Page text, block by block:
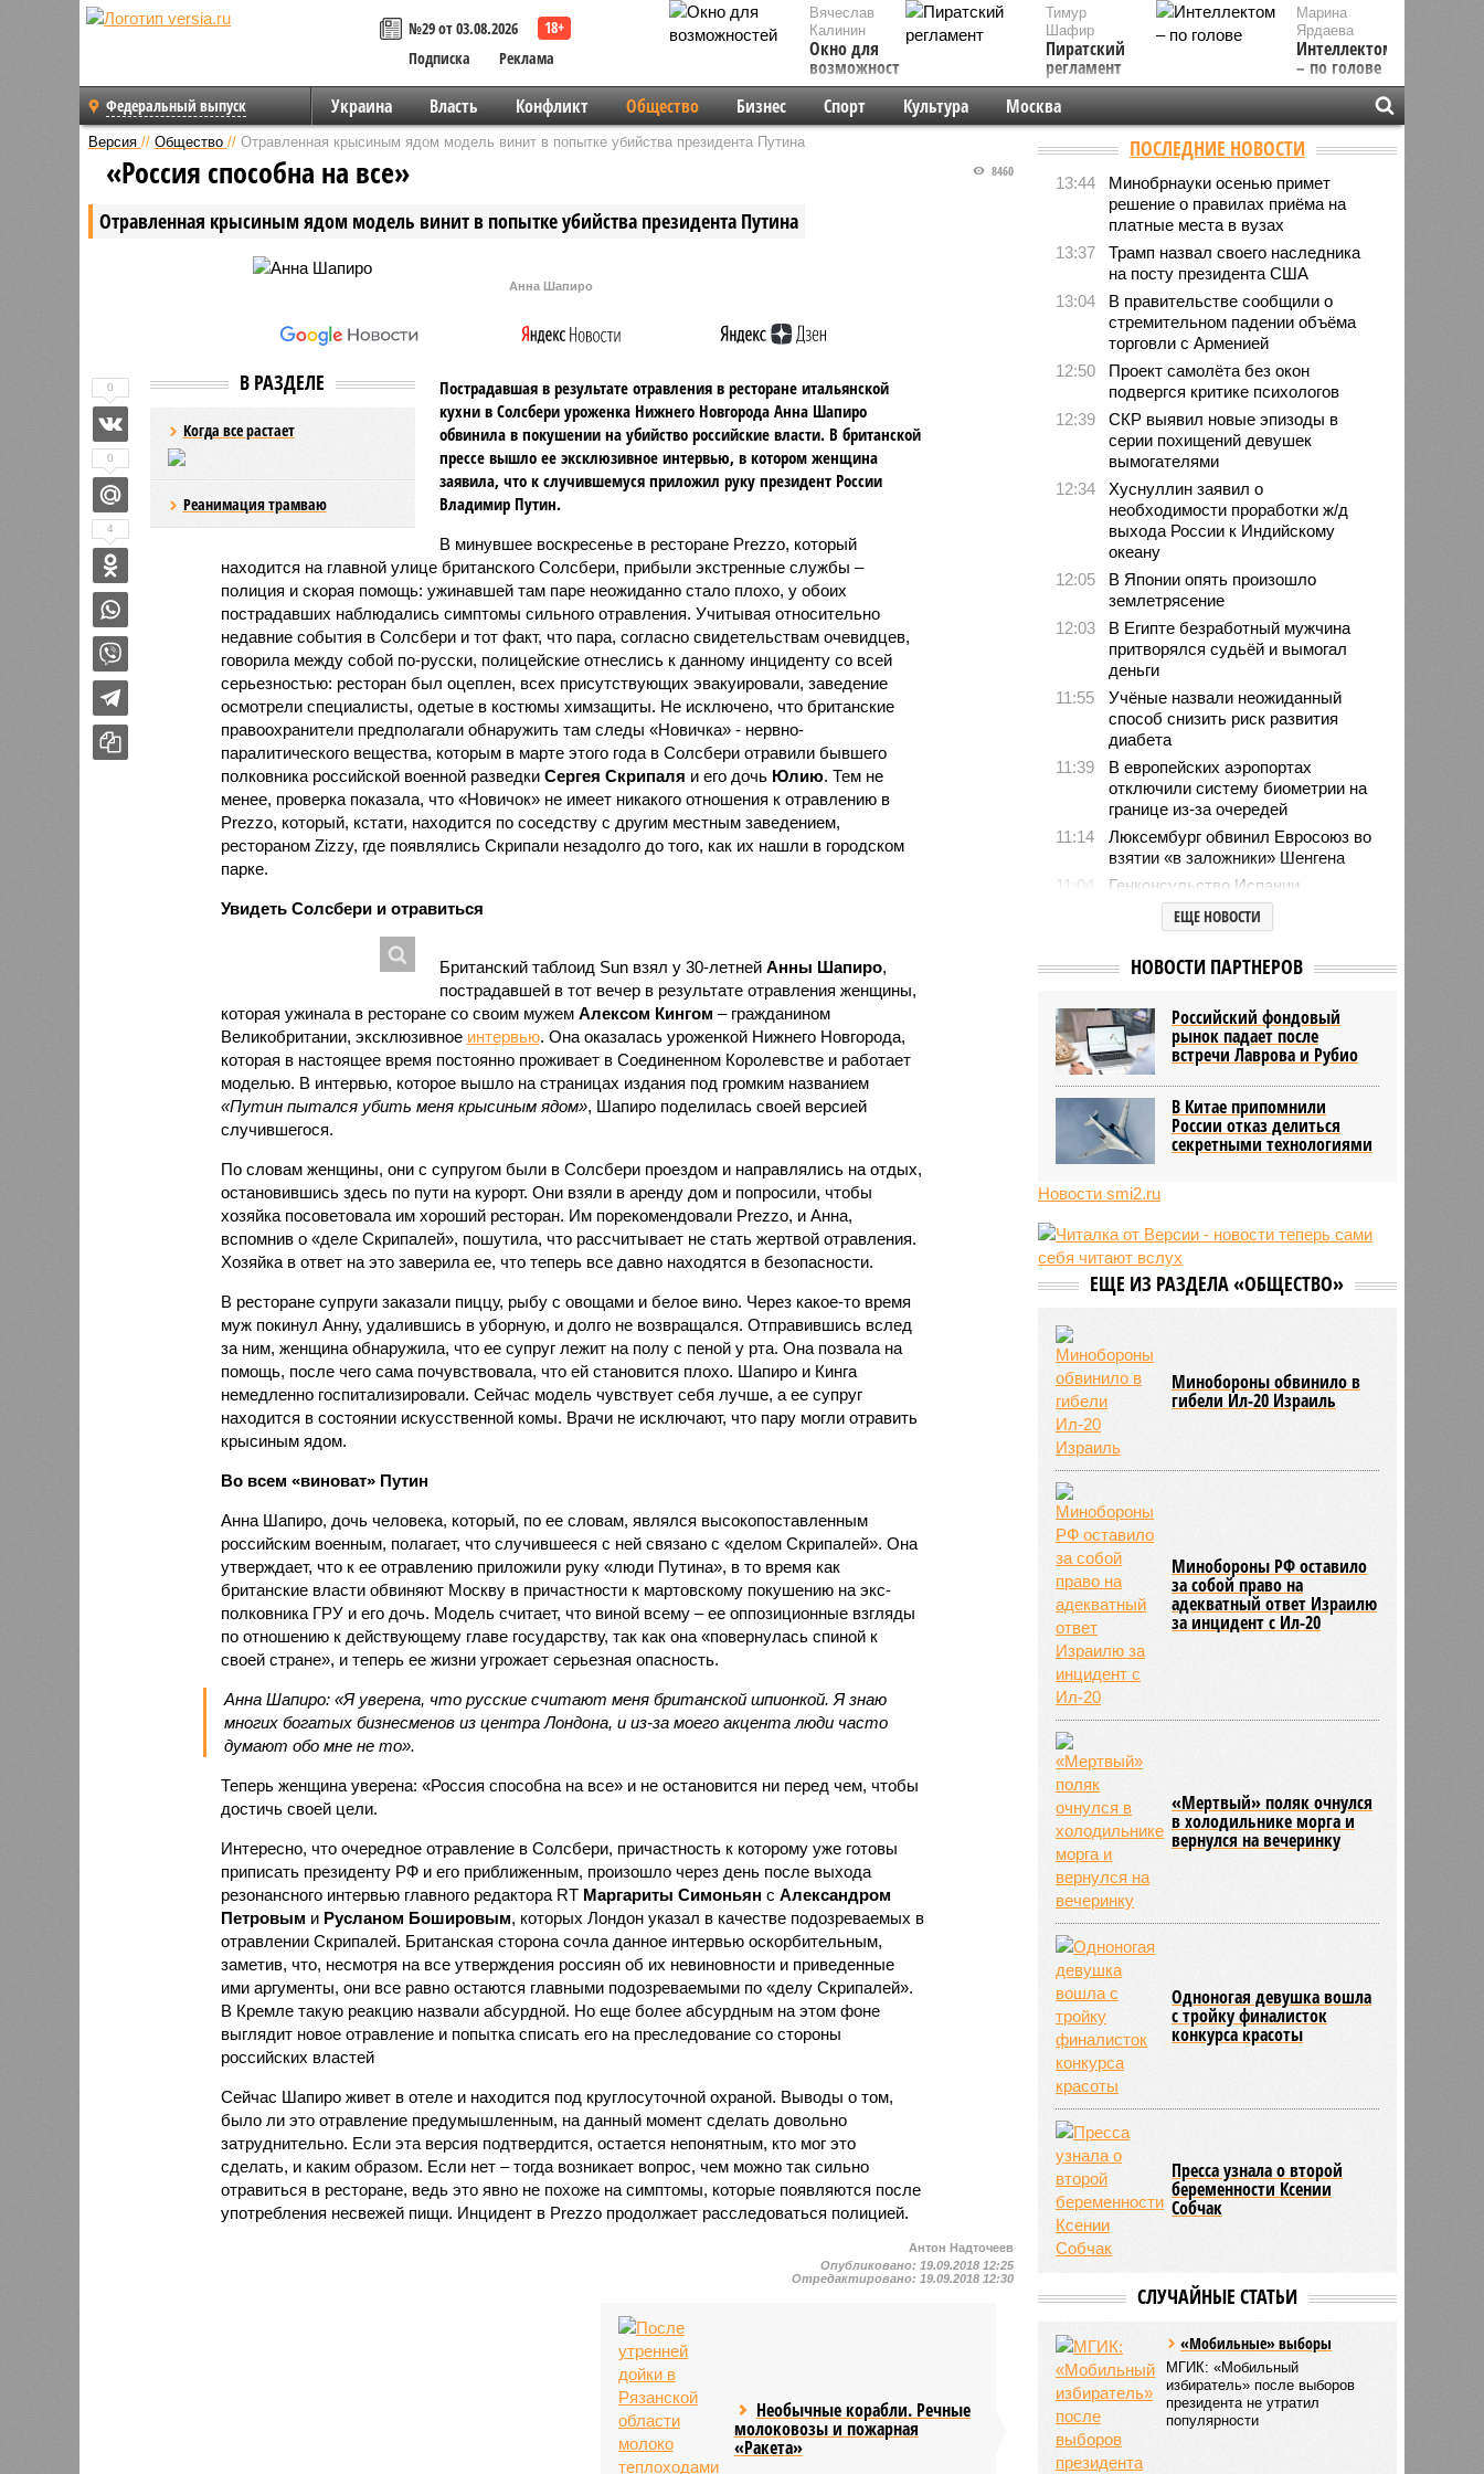
№29 от 03.08.2026
Подписка
Реклама
Вячеслав
Калинин
Окно для
возможностей
Марина
Ярдаева
Интеллектом
– по голове
Тимур
Шафир
Пиратский
регламент
Федеральный выпуск Украина Власть Конфликт Общество Бизнес Спорт Культура Москва
Версия // Общество // Отравленная крысиным ядом модель винит в попытке убийства президента Путина
Отравленная крысиным ядом модель винит в попытке убийства президента Путина
8460
«Россия способна на все»
Анна Шапиро
В РАЗДЕЛЕ
Когда все растает
Реанимация трамваю
Пострадавшая в результате отравления в ресторане итальянской
кухни в Солсбери уроженка Нижнего Новгорода Анна Шапиро
обвинила в покушении на убийство российские власти. В британской
прессе вышло ее эксклюзивное интервью, в котором женщина
заявила, что к случившемуся приложил руку президент России
Владимир Путин.
В минувшее воскресенье в ресторане Prezzo, который
находится на главной улице британского Солсбери, прибыли экстренные службы –
полиция и скорая помощь: ужинавшей там паре неожиданно стало плохо, у обоих
пострадавших наблюдались симптомы сильного отравления. Учитывая относительно
недавние события в Солсбери и тот факт, что пара, согласно свидетельствам очевидцев,
говорила между собой по-русски, полицейские отнеслись к данному инциденту со всей
серьезностью: ресторан был оцеплен, всех присутствующих эвакуировали, заведение
осмотрели специалисты, одетые в костюмы химзащиты. Не исключено, что британские
правоохранители предполагали обнаружить там следы «Новичка» - нервно-
паралитического вещества, которым в марте этого года в Солсбери отравили бывшего
полковника российской военной разведки Сергея Скрипаля и его дочь Юлию. Тем не
менее, проверка показала, что «Новичок» не имеет никакого отношения к отравлению в
Prezzo, который, кстати, находится по соседству с другим местным заведением,
рестораном Zizzy, где появлялись Скрипали незадолго до того, как их нашли в городском
парке.
Увидеть Солсбери и отравиться
Британский таблоид Sun взял у 30-летней Анны Шапиро,
пострадавшей в тот вечер в результате отравления женщины,
которая ужинала в ресторане со своим мужем Алексом Кингом – гражданином
Великобритании, эксклюзивное интервью. Она оказалась уроженкой Нижнего Новгорода,
которая в настоящее время постоянно проживает в Соединенном Королевстве и работает
моделью. В интервью, которое вышло на страницах издания под громким названием
«Путин пытался убить меня крысиным ядом», Шапиро поделилась своей версией
случившегося.
По словам женщины, они с супругом были в Солсбери проездом и направлялись на отдых,
остановившись здесь по пути на курорт. Они взяли в аренду дом и попросили, чтобы
хозяйка посоветовала им хороший ресторан. Им порекомендовали Prezzo, и Анна,
вспомнив о «деле Скрипалей», пошутила, что рассчитывает не стать жертвой отравления.
Хозяйка в ответ на это заверила ее, что теперь все давно находятся в безопасности.
В ресторане супруги заказали пиццу, рыбу с овощами и белое вино. Через какое-то время
муж покинул Анну, удалившись в уборную, и долго не возвращался. Отправившись вслед
за ним, женщина обнаружила, что ее супруг лежит на полу с пеной у рта. Она позвала на
помощь, после чего сама почувствовала, что ей становится плохо. Шапиро и Кинга
немедленно госпитализировали. Сейчас модель чувствует себя лучше, а ее супруг
находится в состоянии искусственной комы. Врачи не исключают, что пару могли отравить
крысиным ядом.
Во всем «виноват» Путин
Анна Шапиро, дочь человека, который, по ее словам, являлся высокопоставленным
российским военным, полагает, что случившееся с ней связано с «делом Скрипалей». Она
утверждает, что к ее отравлению приложили руку «люди Путина», в то время как
британские власти обвиняют Москву в причастности к мартовскому покушению на экс-
полковника ГРУ и его дочь. Модель считает, что виной всему – ее оппозиционные взгляды
по отношению к действующему главе государству, так как она «повернулась спиной к
своей стране», и теперь ее жизни угрожает серьезная опасность.
Анна Шапиро: «Я уверена, что русские считают меня британской шпионкой. Я знаю
многих богатых бизнесменов из центра Лондона, и из-за моего акцента люди часто
думают обо мне не то».
Теперь женщина уверена: «Россия способна на все» и не остановится ни перед чем, чтобы
достичь своей цели.
Интересно, что очередное отравление в Солсбери, причастность к которому уже готовы
приписать президенту РФ и его приближенным, произошло через день после выхода
резонансного интервью главного редактора RT Маргариты Симоньян с Александром
Петровым и Русланом Бошировым, которых Лондон указал в качестве подозреваемых в
отравлении Скрипалей. Британская сторона сочла данное интервью оскорбительным,
заметив, что, несмотря на все утверждения россиян об их невиновности и приведенные
ими аргументы, они все равно остаются главными подозреваемыми по «делу Скрипалей».
В Кремле такую реакцию назвали абсурдной. Но еще более абсурдным на этом фоне
выглядит новое отравление и попытка списать его на преследование со стороны
российских властей
Сейчас Шапиро живет в отеле и находится под круглосуточной охраной. Выводы о том,
было ли это отравление предумышленным, на данный момент сделать довольно
затруднительно. Если эта версия подтвердится, остается непонятным, кто мог это
сделать, и каким образом. Если нет – тогда возникает вопрос, чем можно так сильно
отравиться в ресторане, ведь это явно не похоже на симптомы, которые появляются после
употребления несвежей пищи. Инцидент в Prezzo продолжает расследоваться полицией.
0
0
4
Антон Надточеев
Опубликовано: 19.09.2018 12:25
Отредактировано: 19.09.2018 12:30
Необычные корабли. Речные
молоковозы и пожарная
«Ракета»
ПОСЛЕДНИЕ НОВОСТИ
13:44
Минобрнауки осенью примет
решение о правилах приёма на
платные места в вузах
13:37
Трамп назвал своего наследника
на посту президента США
13:04
В правительстве сообщили о
стремительном падении объёма
торговли с Арменией
12:50
Проект самолёта без окон
подвергся критике психологов
12:39
СКР выявил новые эпизоды в
серии похищений девушек
вымогателями
12:34
Хуснуллин заявил о
необходимости проработки ж/д
выхода России к Индийскому
океану
12:05
В Японии опять произошло
землетрясение
12:03
В Египте безработный мужчина
притворялся судьёй и вымогал
деньги
11:55
Учёные назвали неожиданный
способ снизить риск развития
диабета
11:39
В европейских аэропортах
отключили систему биометрии на
границе из-за очередей
11:14
Люксембург обвинил Евросоюз во
взятии «в заложники» Шенгена
11:04
Генконсульство Испании
выпустило предупреждение для
россиян
ближайшее время урегулировать
10:31
Инфантино извинился перед
советом ФИФА за попытку
провернуть скандальную сделку
10:26
В Польше рассказали о тренде
нападений на украинцев в стране
ЕЩЕ НОВОСТИ
НОВОСТИ ПАРТНЕРОВ
Российский фондовый
рынок падает после
встречи Лаврова и Рубио
В Китае припомнили
России отказ делиться
секретными технологиями
Новости smi2.ru
ЕЩЕ ИЗ РАЗДЕЛА «ОБЩЕСТВО»
Минобороны обвинило в
гибели Ил-20 Израиль
Минобороны РФ оставило
за собой право на
адекватный ответ Израилю
за инцидент с Ил-20
«Мертвый» поляк очнулся
в холодильнике морга и
вернулся на вечеринку
Одноногая девушка вошла
с тройку финалисток
конкурса красоты
Пресса узнала о второй
беременности Ксении
Собчак
СЛУЧАЙНЫЕ СТАТЬИ
«Мобильные» выборы
МГИК: «Мобильный
избиратель» после выборов
президента не утратил
популярности